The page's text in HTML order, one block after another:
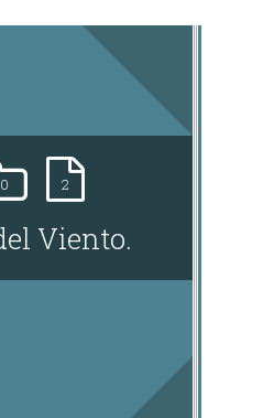
como la Revista
CLARABOYA y la
Literaria de SADE
su presencia en el
en El Amor, el
y se proyecta en
Camino de Enrique
adquiere una
y sensibilidad.
0 2
Viento.